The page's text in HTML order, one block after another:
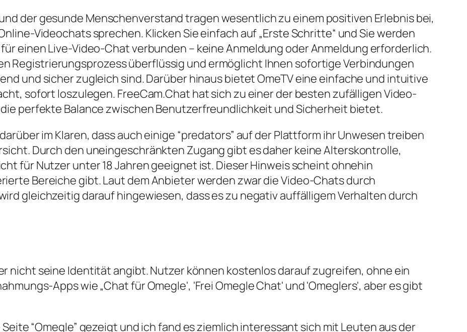
der gesunde Menschenverstand tragen wesentlich zu einem positiven Erlebnis bei,
Videochats sprechen. Klicken Sie einfach auf „Erste Schritte“ und Sie werden
einen Live-Video-Chat verbunden – keine Anmeldung oder Anmeldung erforderlich.
Registrierungsprozess überflüssig und ermöglicht Ihnen sofortige Verbindungen
und sicher zugleich sind. Darüber hinaus bietet OmeTV eine einfache und intuitive
sofort loszulegen. FreeCam.Chat hat sich zu einer der besten zufälligen Video-
perfekte Balance zwischen Benutzerfreundlichkeit und Sicherheit bietet.
im Klaren, dass auch einige “predators” auf der Plattform ihr Unwesen treiben
Durch den uneingeschränkten Zugang gibt es daher keine Alterskontrolle,
für Nutzer unter 18 Jahren geeignet ist. Dieser Hinweis scheint ohnehin
Bereiche gibt. Laut dem Anbieter werden zwar die Video-Chats durch
gleichzeitig darauf hingewiesen, dass es zu negativ auffälligem Verhalten durch
nicht seine Identität angibt. Nutzer können kostenlos darauf zugreifen, ohne ein
Apps wie „Chat für Omegle', 'Frei Omegle Chat' und 'Omeglers', aber es gibt
“Omegle” gezeigt und ich fand es ziemlich interessant sich mit Leuten aus der